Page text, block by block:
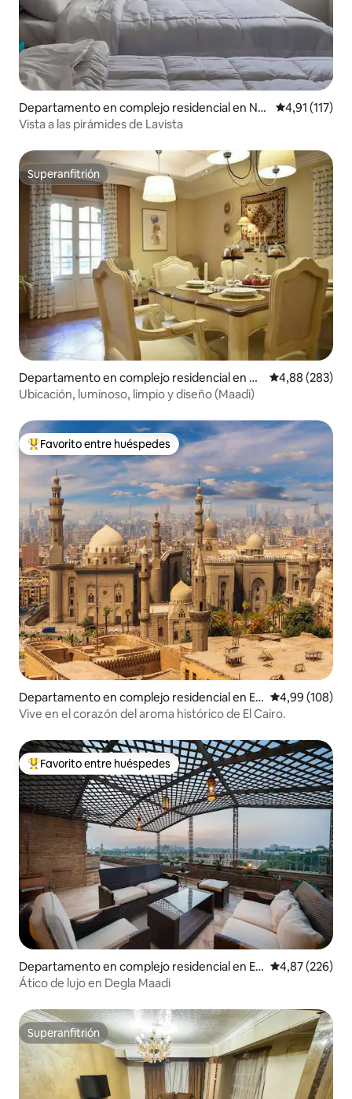
Departamento en complejo residencial en Na
zlet El-Semman
Calificación
4,91 (117)
Vista a las pirámides de Lavista
Superanfitrión
Superanfitrión
Departamento en complejo residencial en El
Maadi
Calificación
4,88 (283)
Ubicación, luminoso, limpio y diseño (Maadi)
Favorito entre los huéspedes más destacados
Favorito entre huéspedes
Departamento en complejo residencial en El-
Darb El-Ahmar
Calificación
4,99 (108)
Vive en el corazón del aroma histórico de El Cairo.
Favorito entre los huéspedes más destacados
Favorito entre huéspedes
Departamento en complejo residencial en El
Maadi
Calificación
4,87 (226)
Ático de lujo en Degla Maadi
Superanfitrión
Superanfitrión